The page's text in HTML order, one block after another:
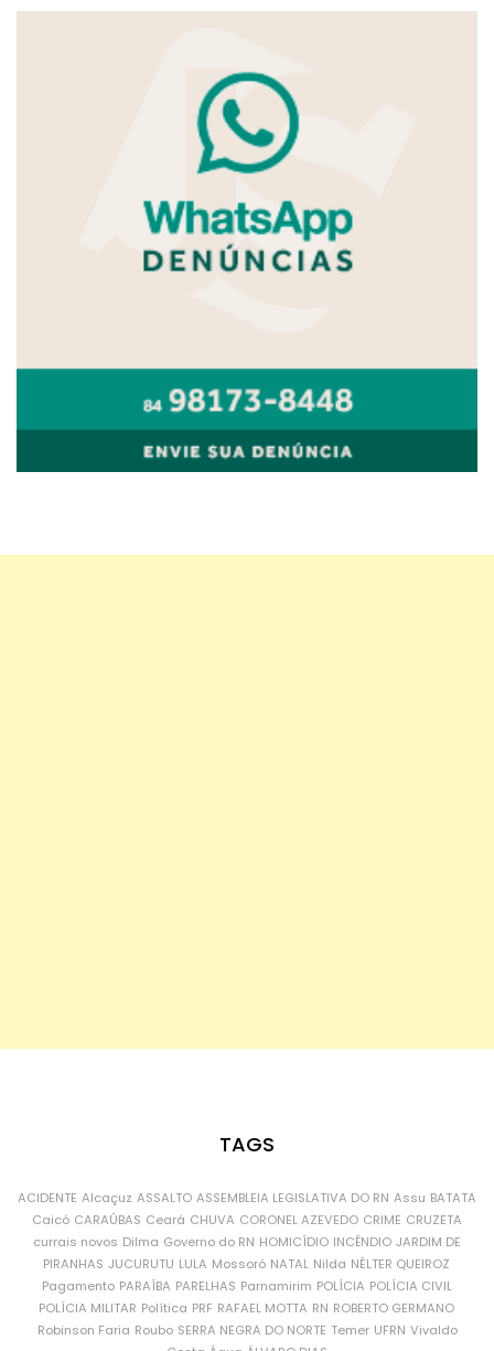
TAGS
ACIDENTE Alcaçuz ASSALTO ASSEMBLEIA LEGISLATIVA DO RN Assu BATATA
Caicó CARAÚBAS Ceará CHUVA CORONEL AZEVEDO CRIME CRUZETA
currais novos Dilma Governo do RN HOMICÍDIO INCÊNDIO JARDIM DE
PIRANHAS JUCURUTU LULA Mossoró NATAL Nilda NÉLTER QUEIROZ
Pagamento PARAÍBA PARELHAS Parnamirim POLÍCIA POLÍCIA CIVIL
POLÍCIA MILITAR Política PRF RAFAEL MOTTA RN ROBERTO GERMANO
Robinson Faria Roubo SERRA NEGRA DO NORTE Temer UFRN Vivaldo